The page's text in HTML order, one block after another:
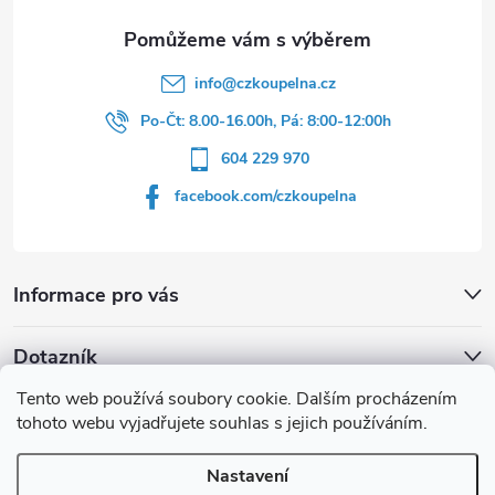
Tento web používá soubory cookie. Dalším procházením
tohoto webu vyjadřujete souhlas s jejich používáním.
Nastavení
Informace pro vás
info@czkoupelna.cz
Po-Čt: 8.00-16.00h, Pá: 8:00-12:00h
604 229 970
facebook.com/czkoupelna
Dotazník
Líbí se vám u sprchového koutu rám barvě
Počet hlasů: